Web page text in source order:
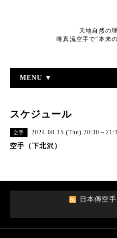
天地自然の
唯真流空手で“本来
MENU ▼
スケジュール
空手 2024-08-15 (Thu) 20:30～
空手（下北沢）
日本傳空